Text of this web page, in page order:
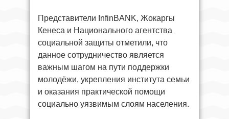
Представители InfinBANK, Жокаргы
Кенеса и Национального агентства
социальной защиты отметили, что
данное сотрудничество является
важным шагом на пути поддержки
молодёжи, укрепления института семьи
и оказания практической помощи
социально уязвимым слоям населения.